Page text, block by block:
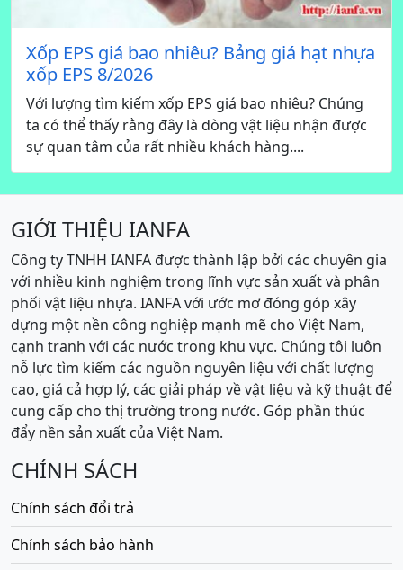
Xốp EPS giá bao nhiêu? Bảng giá hạt nhựa
xốp EPS 8/2026
Với lượng tìm kiếm xốp EPS giá bao nhiêu? Chúng
ta có thể thấy rằng đây là dòng vật liệu nhận được
sự quan tâm của rất nhiều khách hàng....
GIỚI THIỆU IANFA
Công ty TNHH IANFA được thành lập bởi các chuyên gia
với nhiều kinh nghiệm trong lĩnh vực sản xuất và phân
phối vật liệu nhựa. IANFA với ước mơ đóng góp xây
dựng một nền công nghiệp mạnh mẽ cho Việt Nam,
cạnh tranh với các nước trong khu vực. Chúng tôi luôn
nỗ lực tìm kiếm các nguồn nguyên liệu với chất lượng
cao, giá cả hợp lý, các giải pháp về vật liệu và kỹ thuật để
cung cấp cho thị trường trong nước. Góp phần thúc
đẩy nền sản xuất của Việt Nam.
CHÍNH SÁCH
Chính sách đổi trả
Chính sách bảo hành